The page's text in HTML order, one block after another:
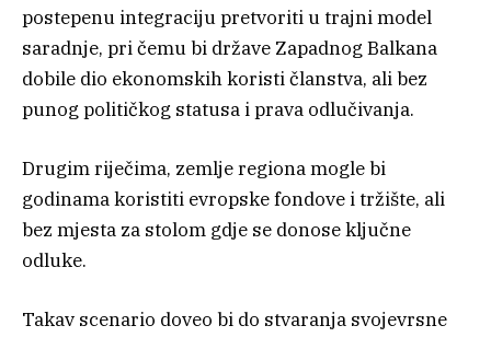
postepenu integraciju pretvoriti u trajni model
saradnje, pri čemu bi države Zapadnog Balkana
dobile dio ekonomskih koristi članstva, ali bez
punog političkog statusa i prava odlučivanja.
Drugim riječima, zemlje regiona mogle bi
godinama koristiti evropske fondove i tržište, ali
bez mjesta za stolom gdje se donose ključne
odluke.
Takav scenario doveo bi do stvaranja svojevrsne